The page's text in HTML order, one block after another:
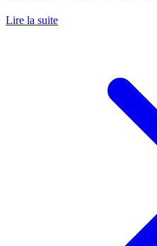
Lire la suite